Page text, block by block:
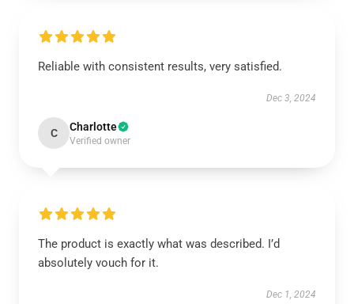
Reliable with consistent results, very satisfied.
Dec 3, 2024
C Charlotte
Verified owner
The product is exactly what was described. I’d
absolutely vouch for it.
Dec 1, 2024